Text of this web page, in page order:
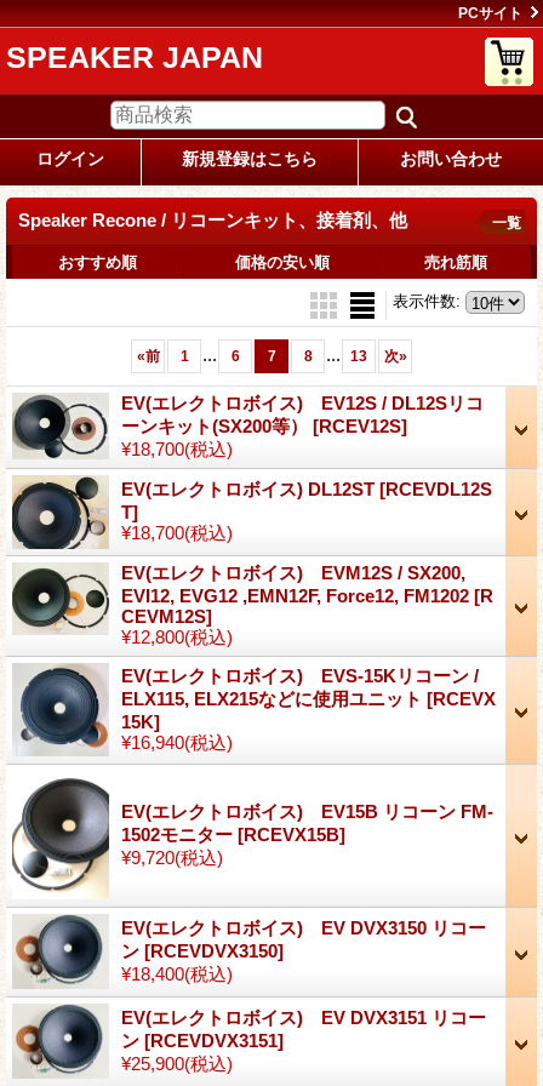
PCサイト
SPEAKER JAPAN
ログイン 新規登録はこちら お問い合わせ
Speaker Recone / リコーンキット、接着剤、他 一覧
おすすめ順 価格の安い順 売れ筋順
表示件数:
«前 1 ... 6 7 8 ... 13 次»
EV(エレクトロボイス) EV12S / DL12Sリコ
ーンキット(SX200等） [RCEV12S]
¥18,700(税込)
EV(エレクトロボイス) DL12ST [RCEVDL12S
T]
¥18,700(税込)
EV(エレクトロボイス) EVM12S / SX200,
EVI12, EVG12 ,EMN12F, Force12, FM1202 [R
CEVM12S]
¥12,800(税込)
EV(エレクトロボイス) EVS-15Kリコーン /
ELX115, ELX215などに使用ユニット [RCEVX
15K]
¥16,940(税込)
EV(エレクトロボイス) EV15B リコーン FM-
1502モニター [RCEVX15B]
¥9,720(税込)
EV(エレクトロボイス) EV DVX3150 リコー
ン [RCEVDVX3150]
¥18,400(税込)
EV(エレクトロボイス) EV DVX3151 リコー
ン [RCEVDVX3151]
¥25,900(税込)